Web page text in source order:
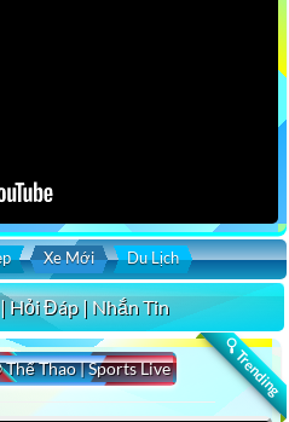
Xe Mới Du Lịch
Hỏi Đáp | Nhắn Tin
🔍 Trending
Thể Thao | Sports Live